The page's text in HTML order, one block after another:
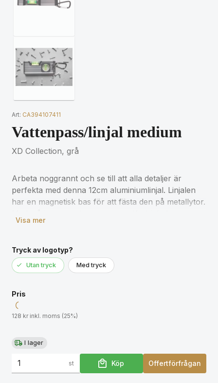
Art: CA394107411
Vattenpass/linjal medium
XD Collection, grå
Arbeta noggrannt och se till att alla detaljer är
perfekta med denna 12cm aluminiumlinjal. Linjalen
har en magnetisk bas för att fästa den på metallytor.
medföljer. Noggrannhet 0,5mm.
Visa mer
Tryck av logotyp?
Utan tryck Med tryck
Pris
128 kr inkl. moms (25%)
I lager
st Köp Offertförfrågan